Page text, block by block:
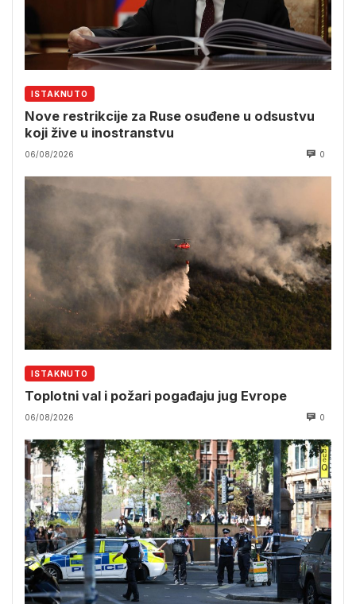
ISTAKNUTO
Nove restrikcije za Ruse osuđene u odsustvu
koji žive u inostranstvu
06/08/2026 0
ISTAKNUTO
Toplotni val i požari pogađaju jug Evrope
06/08/2026 0